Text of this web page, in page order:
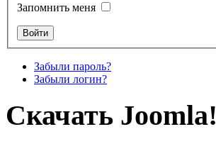
Запомнить меня
Забыли пароль?
Забыли логин?
Скачать Joomla!